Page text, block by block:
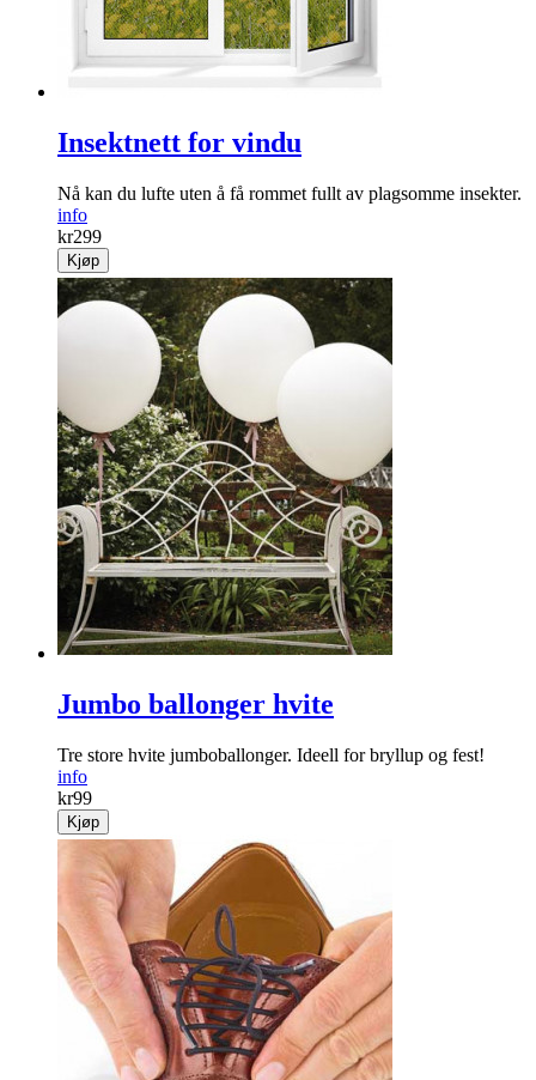
Insektnett for vindu
Nå kan du lufte uten å få rommet fullt av plagsomme insekter.
info
kr299
Kjøp
Jumbo ballonger hvite
Tre store hvite jumboballonger. Ideell for bryllup og fest!
info
kr99
Kjøp